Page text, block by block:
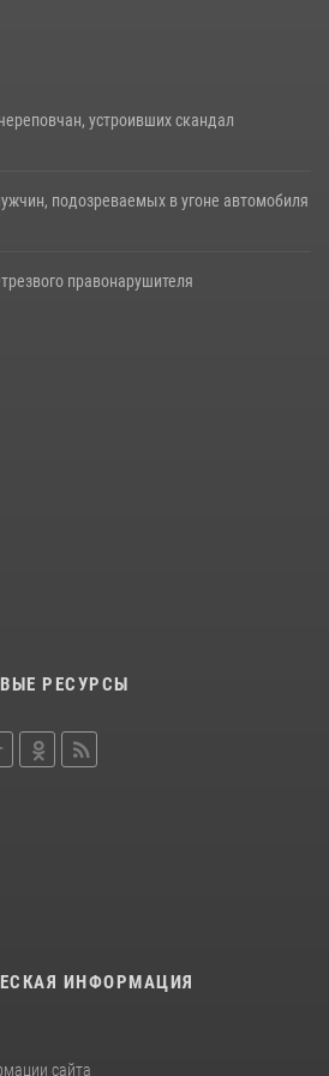
устроивших скандал
подозреваемых в угоне автомобиля
правонарушителя
РЕСУРСЫ
ИНФОРМАЦИЯ
сайта